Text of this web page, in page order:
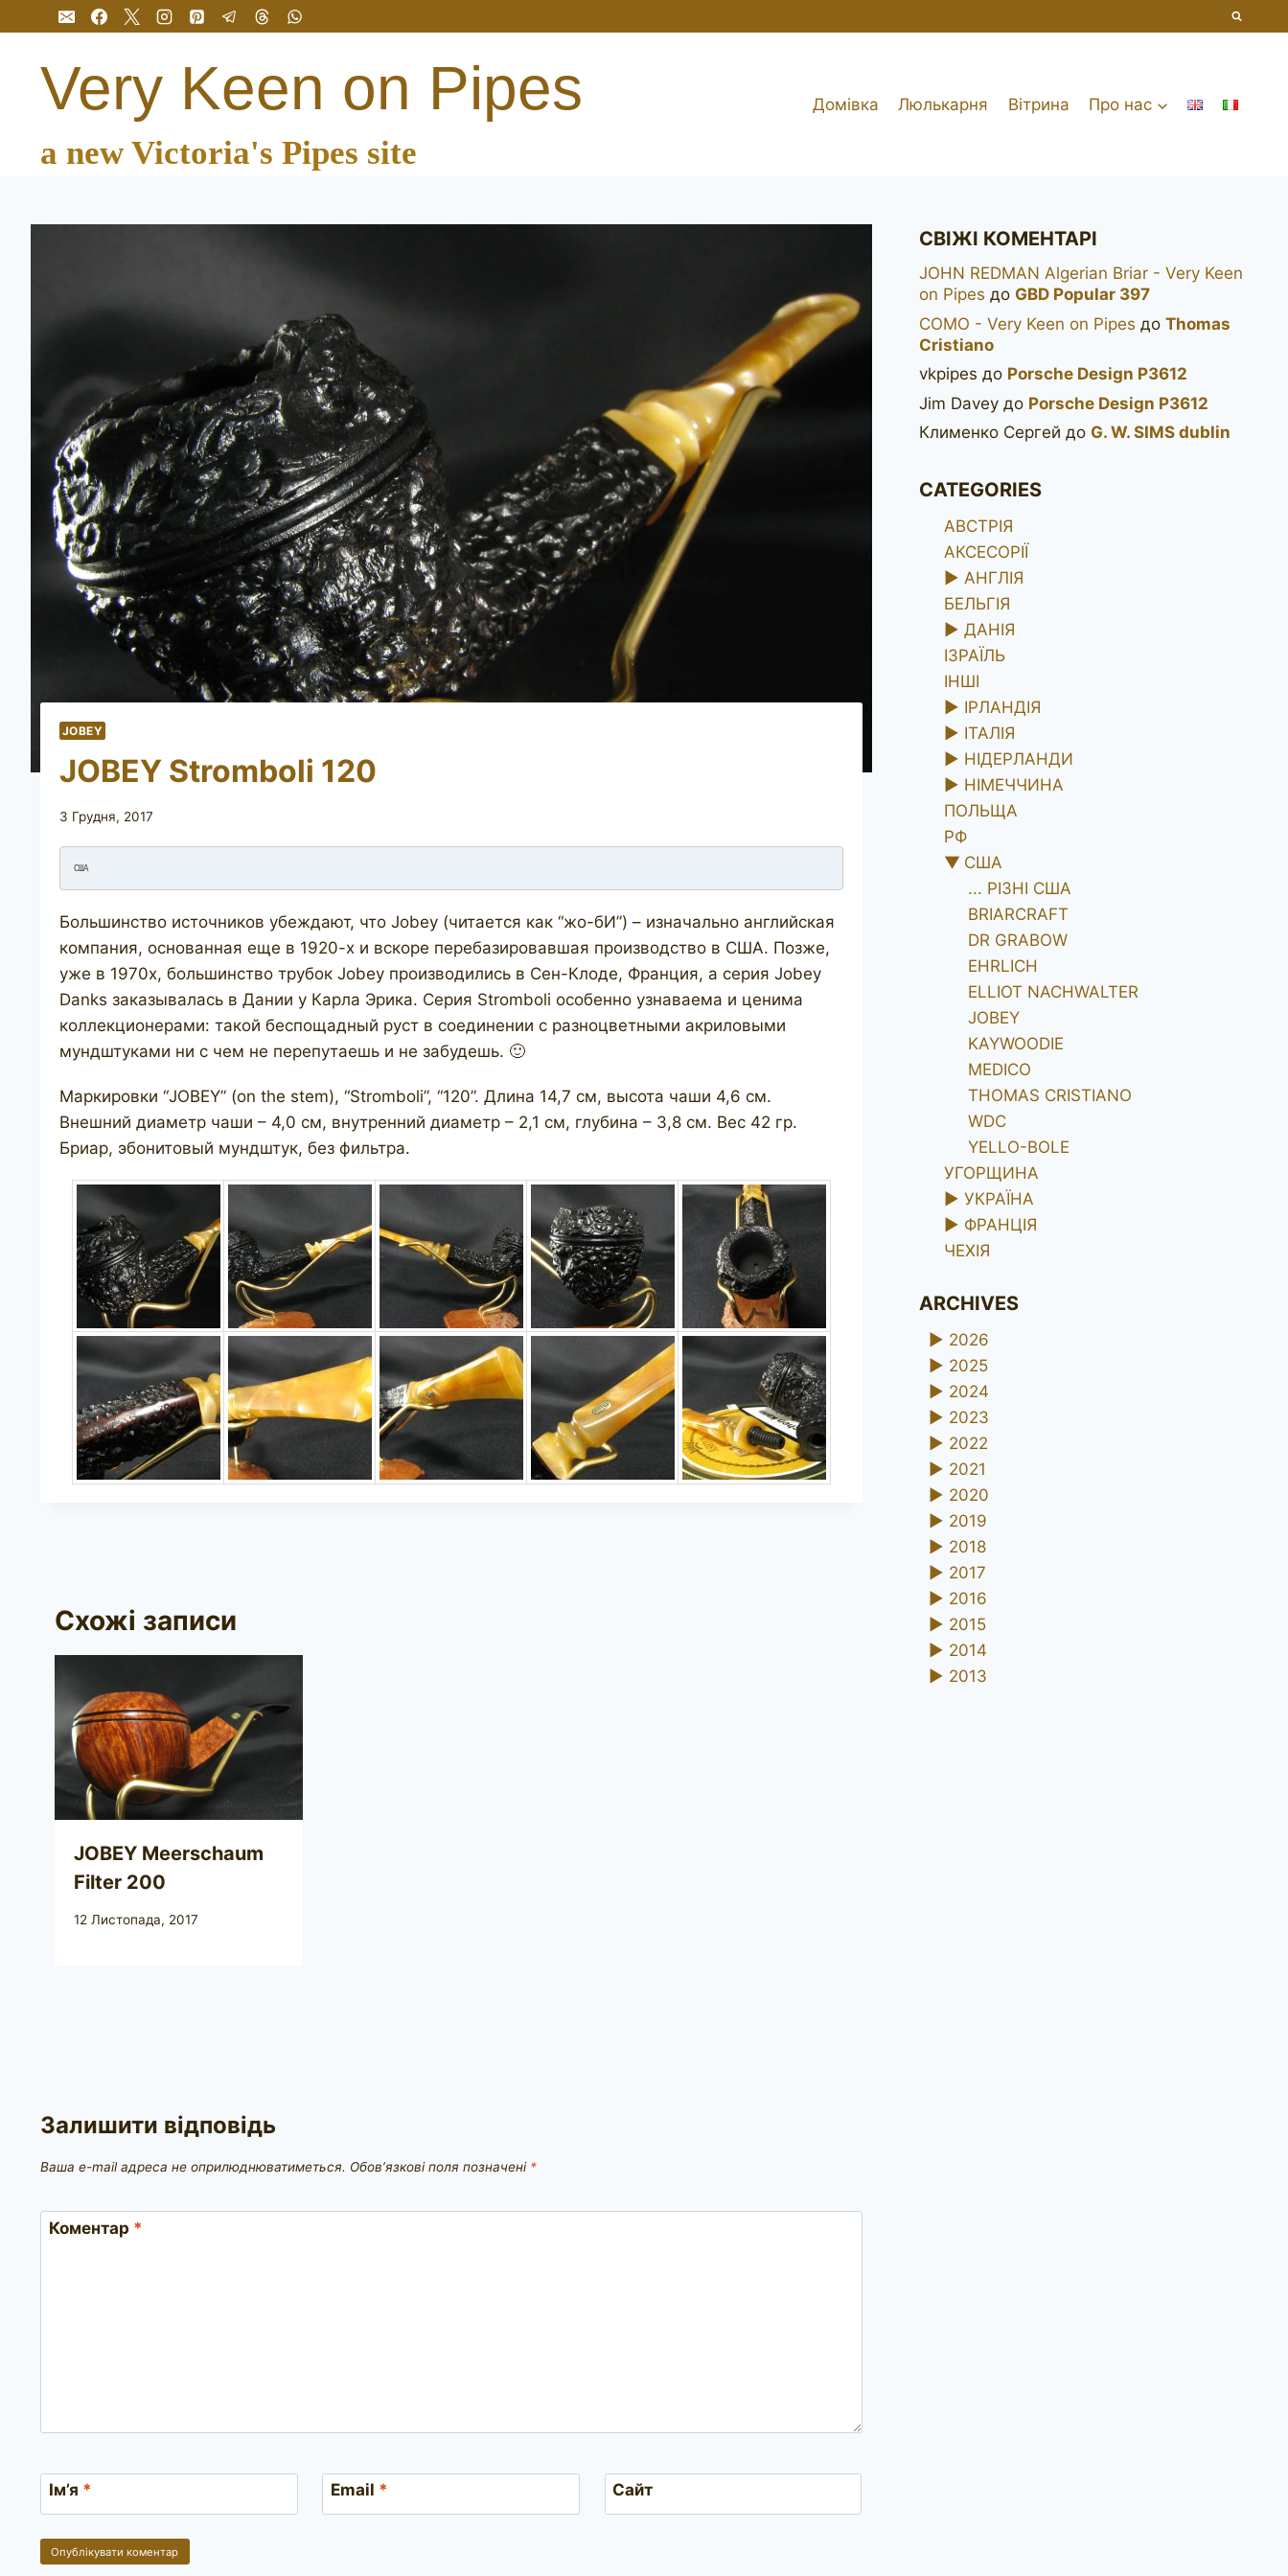
Перейти
до
вмістуVery Keen on Pipes
a new Victoria's Pipes site
Домівка Люлькарня Вітрина Про нас
JOBEY
JOBEY Stromboli 120
3 Грудня, 2017
США
Большинство источников убеждают, что Jobey (читается как “жо-бИ”) – изначально английская
компания, основанная еще в 1920-х и вскоре перебазировавшая производство в США. Позже,
уже в 1970х, большинство трубок Jobey производились в Сен-Клоде, Франция, а серия Jobey
Danks заказывалась в Дании у Карла Эрика. Серия Stromboli особенно узнаваема и ценима
коллекционерами: такой беспощадный руст в соединении с разноцветными акриловыми
мундштуками ни с чем не перепутаешь и не забудешь. 🙂
Маркировки “JOBEY” (on the stem), “Stromboli”, “120”. Длина 14,7 см, высота чаши 4,6 см.
Внешний диаметр чаши – 4,0 см, внутренний диаметр – 2,1 см, глубина – 3,8 см. Вес 42 гр.
Бриар, эбонитовый мундштук, без фильтра.
Схожі записи
JOBEY Meerschaum
Filter 200
12 Листопада, 2017
Залишити відповідь
Ваша e-mail адреса не оприлюднюватиметься. Обов’язкові поля позначені *
Коментар *
Ім’я * Email * Сайт
СВІЖІ КОМЕНТАРІ
JOHN REDMAN Algerian Briar - Very Keen
on Pipes до GBD Popular 397
COMO - Very Keen on Pipes до Thomas
Cristiano
vkpipes до Porsche Design P3612
Jim Davey до Porsche Design P3612
Клименко Сергей до G. W. SIMS dublin
CATEGORIES
АВСТРІЯ
АКСЕСОРІЇ
► АНГЛІЯ
БЕЛЬГІЯ
► ДАНІЯ
ІЗРАЇЛЬ
ІНШІ
► ІРЛАНДІЯ
► ІТАЛІЯ
► НІДЕРЛАНДИ
► НІМЕЧЧИНА
ПОЛЬЩА
РФ
▼ США
... РІЗНІ США
BRIARCRAFT
DR GRABOW
EHRLICH
ELLIOT NACHWALTER
JOBEY
KAYWOODIE
MEDICO
THOMAS CRISTIANO
WDC
YELLO-BOLE
УГОРЩИНА
► УКРАЇНА
► ФРАНЦІЯ
ЧЕХІЯ
ARCHIVES
► 2026
► 2025
► 2024
► 2023
► 2022
► 2021
► 2020
► 2019
► 2018
► 2017
► 2016
► 2015
► 2014
► 2013